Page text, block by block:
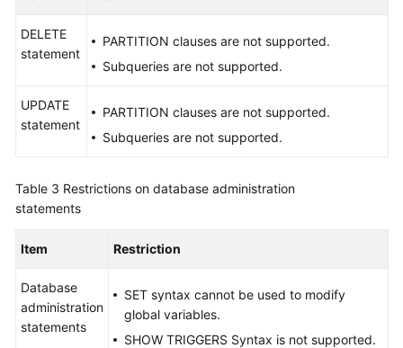
White
Papers
Endpoints
Permissions
DELETE
statement
PARTITION clauses are not supported.
Subqueries are not supported.
UPDATE
statement
PARTITION clauses are not supported.
Subqueries are not supported.
Table 3 Restrictions on database administration
statements
Item Restriction
Database
administration
statements
SET syntax cannot be used to modify
global variables.
SHOW TRIGGERS Syntax is not supported.